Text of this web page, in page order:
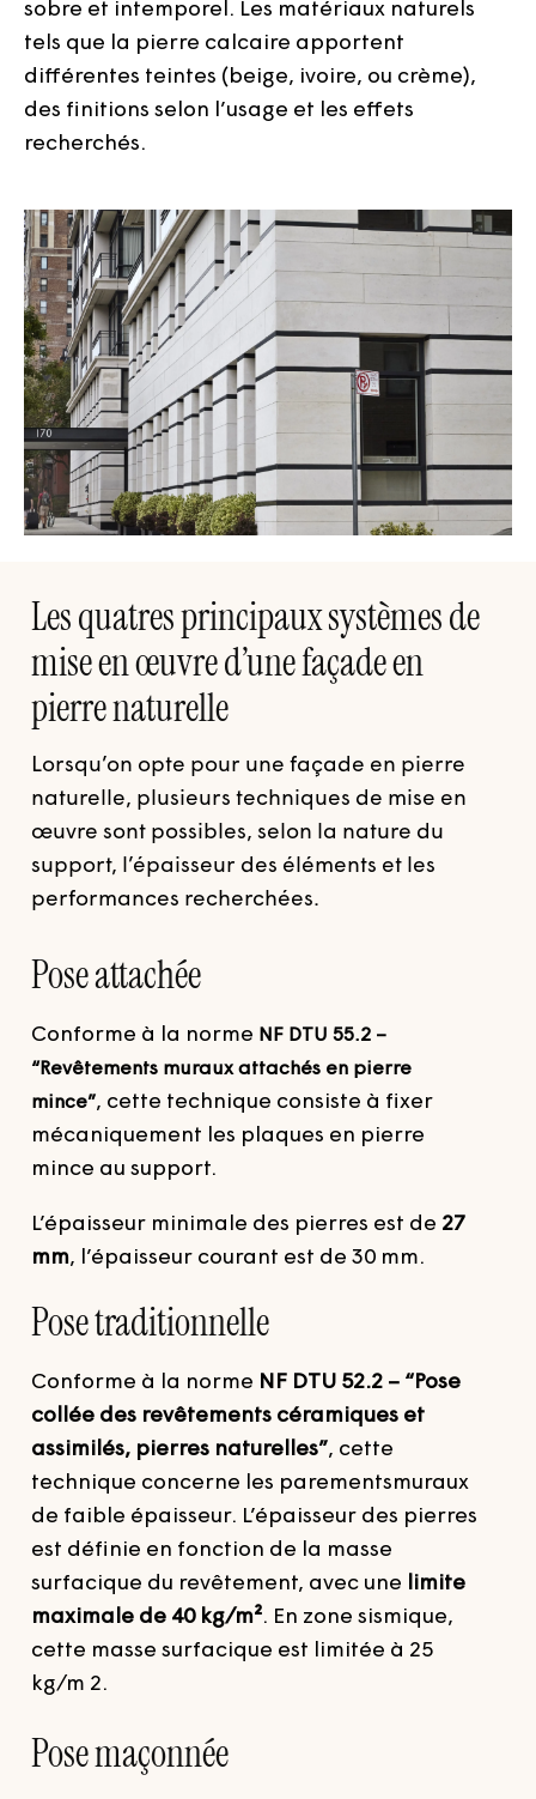
sobre et intemporel. Les matériaux naturels
tels que la pierre calcaire apportent
différentes teintes (beige, ivoire, ou crème),
des finitions selon l’usage et les effets
recherchés.
Les quatres principaux systèmes de
mise en œuvre d’une façade en
pierre naturelle
Lorsqu’on opte pour une façade en pierre
naturelle, plusieurs techniques de mise en
œuvre sont possibles, selon la nature du
support, l’épaisseur des éléments et les
performances recherchées.
Pose attachée
Conforme à la norme NF DTU 55.2 –
“Revêtements muraux attachés en pierre
mince”, cette technique consiste à fixer
mécaniquement les plaques en pierre
mince au support.
L’épaisseur minimale des pierres est de 27
mm, l’épaisseur courant est de 30 mm.
Pose traditionnelle
Conforme à la norme NF DTU 52.2 – “Pose
collée des revêtements céramiques et
assimilés, pierres naturelles”, cette
technique concerne les parementsmuraux
de faible épaisseur. L’épaisseur des pierres
est définie en fonction de la masse
surfacique du revêtement, avec une limite
maximale de 40 kg/m². En zone sismique,
cette masse surfacique est limitée à 25
kg/m 2.
Pose maçonnée